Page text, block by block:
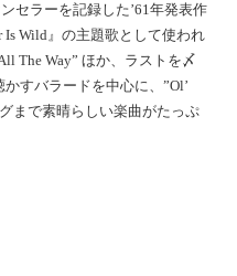
セラーを記録した’61年発表作
Is Wild』の主題歌として使われ
The Way” ほか、ラストを〆
かすバラードを中心に、”Ol’
まで素晴らしい楽曲がたっぷ